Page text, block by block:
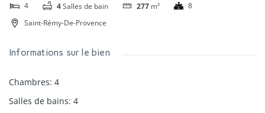
4 4Salles de bain 277 m²
8
Saint-Rémy-De-Provence
Informations sur le bien
Chambres: 4
Salles de bains: 4